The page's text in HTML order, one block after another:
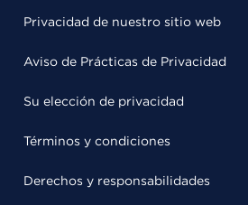
Privacidad de nuestro sitio web
Aviso de Prácticas de Privacidad
Su elección de privacidad
Términos y condiciones
Derechos y responsabilidades